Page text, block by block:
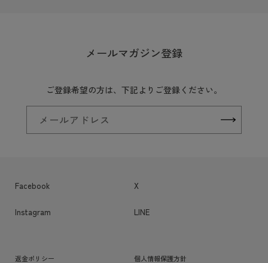
メールマガジン登録
ご登録希望の方は、下記よりご登録ください。
メールアドレス
Facebook X
Instagram LINE
返金ポリシー 個人情報保護方針